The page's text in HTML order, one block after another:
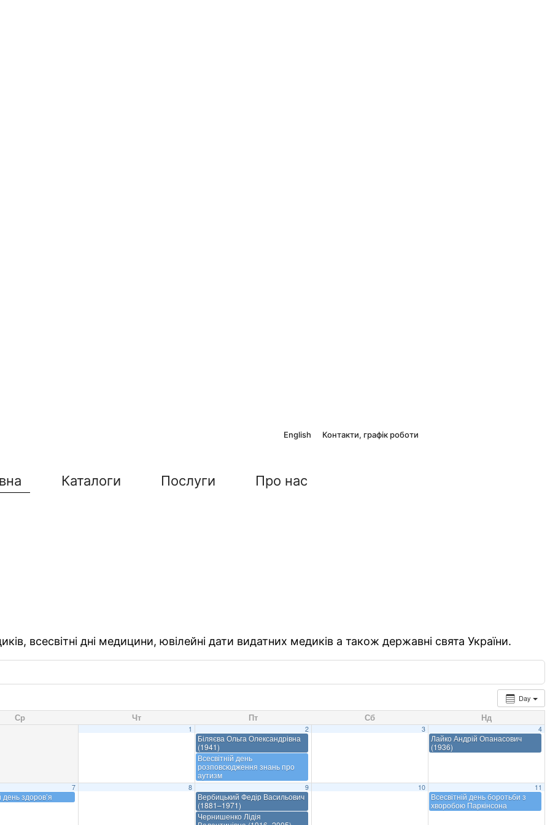
English Контакти, графік роботи
Каталоги Послуги Про нас
всесвітні дні медицини, ювілейні дати видатних медиків а також державні свята України.
Day
Ср Чт Пт Сб Нд
1 2
Біляєва Ольга Олександрівна
(1941)
Всесвітній день
розповсюдження знань про
аутизм
3 4
Лайко Андрій Опанасович
(1936)
7
день здоров’я
8 9
Вербицький Федір Васильович
(1881–1971)
Чернишенко Лідія
10 11
Всесвітній день боротьби з
хворобою Паркінсона